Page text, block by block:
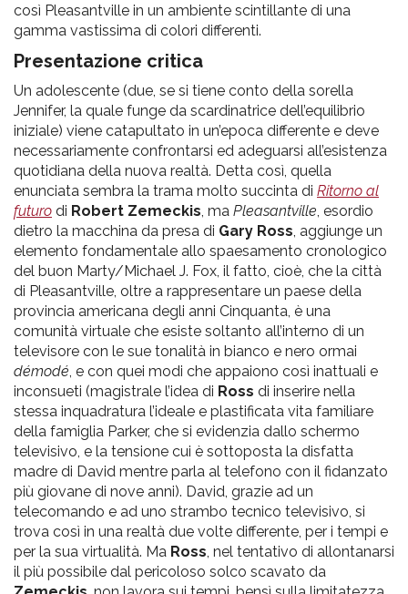
così Pleasantville in un ambiente scintillante di una
gamma vastissima di colori differenti.
Presentazione critica
Un adolescente (due, se si tiene conto della sorella
Jennifer, la quale funge da scardinatrice dell’equilibrio
iniziale) viene catapultato in un’epoca differente e deve
necessariamente confrontarsi ed adeguarsi all’esistenza
quotidiana della nuova realtà. Detta così, quella
enunciata sembra la trama molto succinta di Ritorno al
futuro di Robert Zemeckis, ma Pleasantville, esordio
dietro la macchina da presa di Gary Ross, aggiunge un
elemento fondamentale allo spaesamento cronologico
del buon Marty/Michael J. Fox, il fatto, cioè, che la città
di Pleasantville, oltre a rappresentare un paese della
provincia americana degli anni Cinquanta, è una
comunità virtuale che esiste soltanto all’interno di un
televisore con le sue tonalità in bianco e nero ormai
démodé, e con quei modi che appaiono così inattuali e
inconsueti (magistrale l’idea di Ross di inserire nella
stessa inquadratura l’ideale e plastificata vita familiare
della famiglia Parker, che si evidenzia dallo schermo
televisivo, e la tensione cui è sottoposta la disfatta
madre di David mentre parla al telefono con il fidanzato
più giovane di nove anni). David, grazie ad un
telecomando e ad uno strambo tecnico televisivo, si
trova così in una realtà due volte differente, per i tempi e
per la sua virtualità. Ma Ross, nel tentativo di allontanarsi
il più possibile dal pericoloso solco scavato da